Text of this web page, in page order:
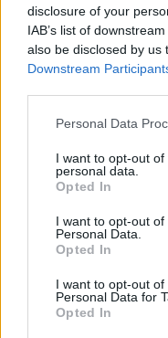
disclosure of your
IAB’s list of
also be disclosed by us
Downstream
Please note that this
not limited to your visit
grant or deny consent
use your data for
consent section.
Personal Data
I want to opt-out
personal data.
Opted In
I want to opt-out
Personal Data.
Opted In
I want to opt-out
Personal Data for
Opted In
El hijo del actor Javier
GENTE
¿Quién es
durante la serie